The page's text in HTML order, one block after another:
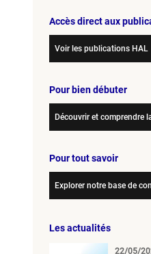
Accès direct aux
Voir les publications HAL
Pour bien débuter
Découvrir et comprendre
Pour tout savoir
Explorer notre base de
Les actualités
22/05/